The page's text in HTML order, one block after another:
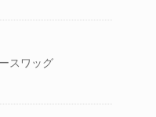
スワッグ